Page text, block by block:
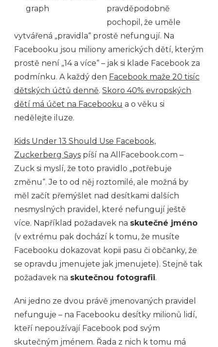
pravděpodobně
pochopil, že uměle
vytvářená „pravidla“ prostě nefungují. Na
Facebooku jsou miliony amerických dětí, kterým
prostě není „14 a více“ – jak si klade Facebook za
podmínku. A každý den Facebook maže 20 tisíc
dětských účtů denně. Skoro 40% evropských
dětí má účet na Facebooku a o věku si
nedělejte iluze.
Kids Under 13 Should Use Facebook,
Zuckerberg Says píší na AllFacebook.com –
Zuck si myslí, že toto pravidlo „potřebuje
změnu“. Je to od něj roztomilé, ale možná by
měl začít přemýšlet nad desítkami dalších
nesmyslných pravidel, které nefungují ještě
více. Například požadavek na skutečné jméno
(v extrému pak dochází k tomu, že musíte
Facebooku dokazovat kopii pasu či občanky, že
se opravdu jmenujete jak jmenujete). Stejně tak
požadavek na skutečnou fotografii.
Ani jedno ze dvou právě jmenovaných pravidel
nefunguje – na Facebooku desítky milionů lidí,
kteří nepoužívají Facebook pod svým
skutečným jménem. Řada z nich k tomu má